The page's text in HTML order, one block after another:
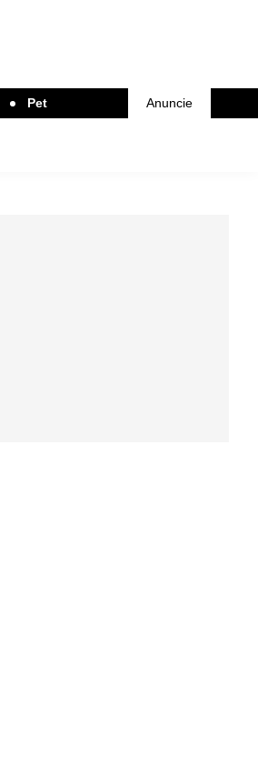
Pet Anuncie